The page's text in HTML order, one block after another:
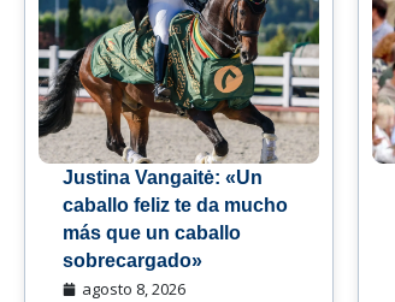
Justina Vangaitė: «Un
caballo feliz te da mucho
más que un caballo
sobrecargado»
agosto 8, 2026